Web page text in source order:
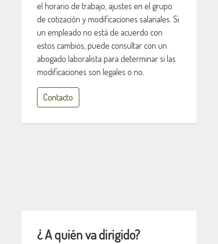
el horario de trabajo, ajustes en el grupo
de cotización y modificaciones salariales. Si
un empleado no está de acuerdo con
estos cambios, puede consultar con un
abogado laboralista para determinar si las
modificaciones son legales o no.
Contacto
¿ A quién va dirigido?